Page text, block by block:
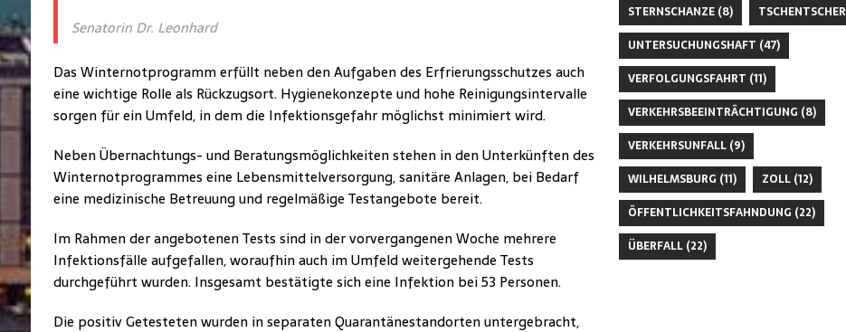
Senatorin Dr. Leonhard
Das Winternotprogramm erfüllt neben den Aufgaben des Erfrierungsschutzes auch
eine wichtige Rolle als Rückzugsort. Hygienekonzepte und hohe Reinigungsintervalle
sorgen für ein Umfeld, in dem die Infektionsgefahr möglichst minimiert wird.
Neben Übernachtungs- und Beratungsmöglichkeiten stehen in den Unterkünften des
Winternotprogrammes eine Lebensmittelversorgung, sanitäre Anlagen, bei Bedarf
eine medizinische Betreuung und regelmäßige Testangebote bereit.
Im Rahmen der angebotenen Tests sind in der vorvergangenen Woche mehrere
Infektionsfälle aufgefallen, woraufhin auch im Umfeld weitergehende Tests
durchgeführt wurden. Insgesamt bestätigte sich eine Infektion bei 53 Personen.
Die positiv Getesteten wurden in separaten Quarantänestandorten untergebracht,
STERNSCHANZE(8) TSCHENTSCHER
UNTERSUCHUNGSHAFT (47)
VERFOLGUNGSFAHRT (11)
VERKEHRSBEEINTRÄCHTIGUNG (8)
VERKEHRSUNFALL(9)
WILHELMSBURG (11) ZOLL(12)
ÖFFENTLICHKEITSFAHNDUNG (22)
ÜBERFALL(22)